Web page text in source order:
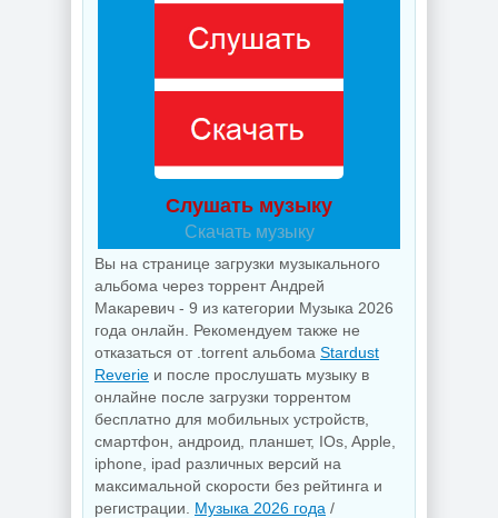
Слушать музыку
Скачать музыку
Вы на странице загрузки музыкального
альбома через торрент Андрей
Макаревич - 9 из категории Музыка 2026
года онлайн. Рекомендуем также не
отказаться от .torrent альбома Stardust
Reverie и после прослушать музыку в
онлайне после загрузки торрентом
бесплатно для мобильных устройств,
смартфон, андроид, планшет, IOs, Apple,
iphone, ipad различных версий на
максимальной скорости без рейтинга и
регистрации. Музыка 2026 года /